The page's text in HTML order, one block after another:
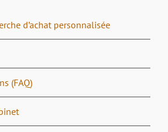
d’achat personnalisée
(FAQ)